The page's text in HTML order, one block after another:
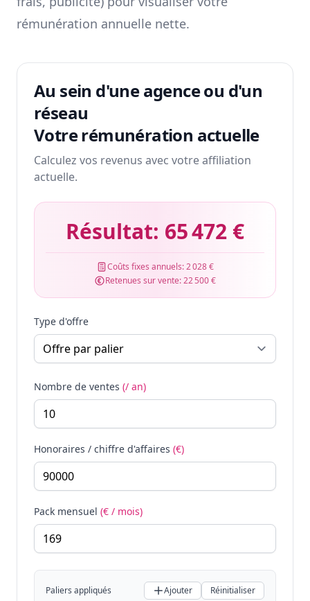
rémunération annuelle nette.
Au sein d'une agence ou d'un
réseau
Votre rémunération actuelle
Calculez vos revenus avec votre affiliation
actuelle.
Résultat: 65 472 €
Coûts fixes annuels:2 028 €
Retenues sur vente:22 500 €
Type d'offre
Nombre de ventes (/ an)
Honoraires / chiffre d'affaires (€)
Pack mensuel (€ / mois)
Paliers appliqués Ajouter Réinitialiser